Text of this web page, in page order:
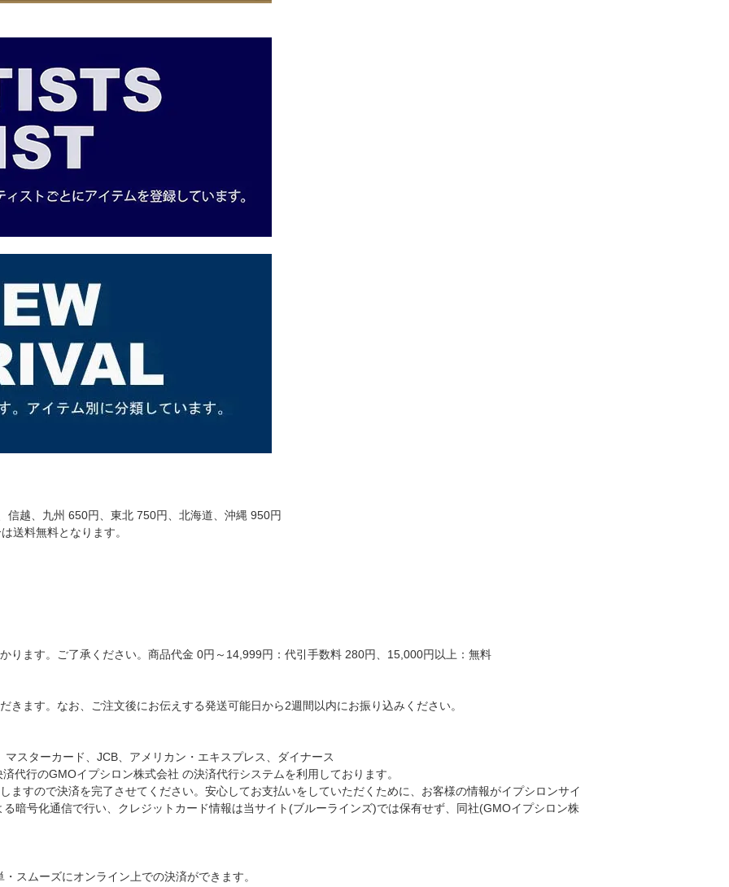
信越、九州 650円、東北 750円、北海道、沖縄 950円
送料無料となります。
ります。ご了承ください。商品代金 0円～14,999円：代引手数料 280円、15,000円以上：無料
きます。なお、ご注文後にお伝えする発送可能日から2週間以内にお振り込みください。
スターカード、JCB、アメリカン・エキスプレス、ダイナース
代行のGMOイプシロン株式会社 の決済代行システムを利用しております。
ますので決済を完了させてください。安心してお支払いをしていただくために、お客様の情報がイプシロンサイ
暗号化通信で行い、クレジットカード情報は当サイト(ブルーラインズ)では保有せず、同社(GMOイプシロン株
スムーズにオンライン上での決済ができます。